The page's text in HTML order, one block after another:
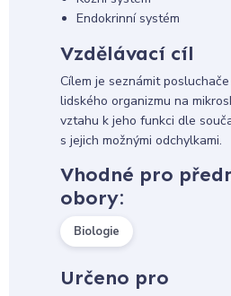
Endokrinní systém
Vzdělávací cíl
Cílem je seznámit
lidského organizmu na
vztahu k jeho funkci dle
s jejich možnými odchylkami.
Vhodné pro
obory:
Biologie
Určeno pro